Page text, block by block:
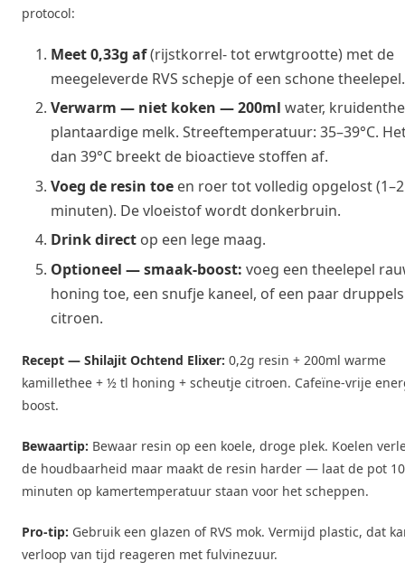
protocol:
Meet 0,33g af(rijstkorrel- tot erwtgrootte) met de
meegeleverde RVS schepje of een schone theelepel.
Verwarm — niet koken — 200ml water,
plantaardige melk. Streeftemperatuur: 35–39°C.
dan 39°C breekt de bioactieve stoffen af.
Voeg de resin toe en roer tot volledig opgelost (1–2
minuten). De vloeistof wordt donkerbruin.
Drink direct op een lege maag.
Optioneel — smaak-boost: voeg een theelepel
honing toe, een snufje kaneel, of een paar druppels
citroen.
Recept — Shilajit Ochtend Elixer: 0,2g resin + 200ml warme
kamillethee + ½ tl honing + scheutje citroen. Cafeïne-vrije
boost.
Bewaartip: Bewaar resin op een koele, droge plek. Koelen
de houdbaarheid maar maakt de resin harder — laat de pot 10
minuten op kamertemperatuur staan voor het scheppen.
Pro-tip: Gebruik een glazen of RVS mok. Vermijd plastic, dat
verloop van tijd reageren met fulvinezuur.